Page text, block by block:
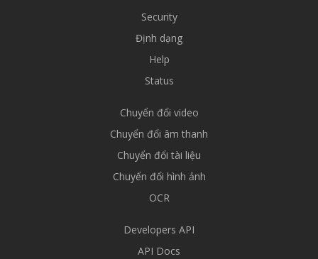
Security
Định dạng
Help
Status
Chuyển đổi video
Chuyển đổi âm thanh
Chuyển đổi tài liệu
Chuyển đổi hình ảnh
OCR
Developers API
API Docs